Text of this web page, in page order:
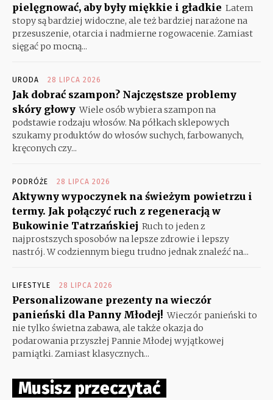
pielęgnować, aby były miękkie i gładkie Latem
stopy są bardziej widoczne, ale też bardziej narażone na
przesuszenie, otarcia i nadmierne rogowacenie. Zamiast
sięgać po mocną...
URODA 28 LIPCA 2026
Jak dobrać szampon? Najczęstsze problemy
skóry głowy Wiele osób wybiera szampon na
podstawie rodzaju włosów. Na półkach sklepowych
szukamy produktów do włosów suchych, farbowanych,
kręconych czy...
PODRÓŻE 28 LIPCA 2026
Aktywny wypoczynek na świeżym powietrzu i
termy. Jak połączyć ruch z regeneracją w
Bukowinie Tatrzańskiej Ruch to jeden z
najprostszych sposobów na lepsze zdrowie i lepszy
nastrój. W codziennym biegu trudno jednak znaleźć na...
LIFESTYLE 28 LIPCA 2026
Personalizowane prezenty na wieczór
panieński dla Panny Młodej! Wieczór panieński to
nie tylko świetna zabawa, ale także okazja do
podarowania przyszłej Pannie Młodej wyjątkowej
pamiątki. Zamiast klasycznych...
Musisz przeczytać